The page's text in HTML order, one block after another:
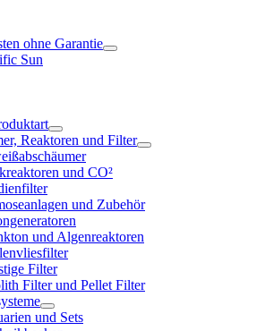
ohne Garantie
Sun
Reaktoren und Filter
und CO²
und Zubehör
und Algenreaktoren
Filter
Filter und Pellet Filter
und Sets